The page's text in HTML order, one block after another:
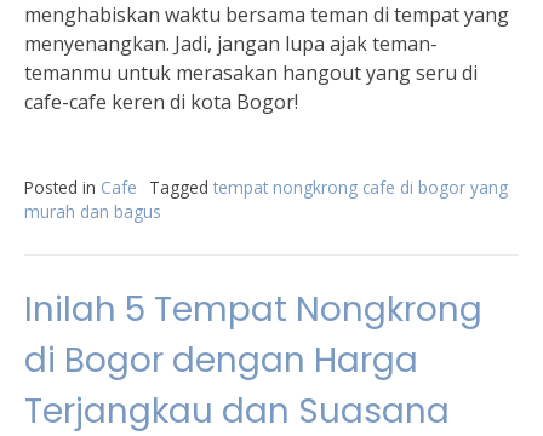
menghabiskan waktu bersama teman di tempat yang
menyenangkan. Jadi, jangan lupa ajak teman-
temanmu untuk merasakan hangout yang seru di
cafe-cafe keren di kota Bogor!
Posted in Cafe Tagged tempat nongkrong cafe di bogor yang
murah dan bagus
Inilah 5 Tempat Nongkrong
di Bogor dengan Harga
Terjangkau dan Suasana